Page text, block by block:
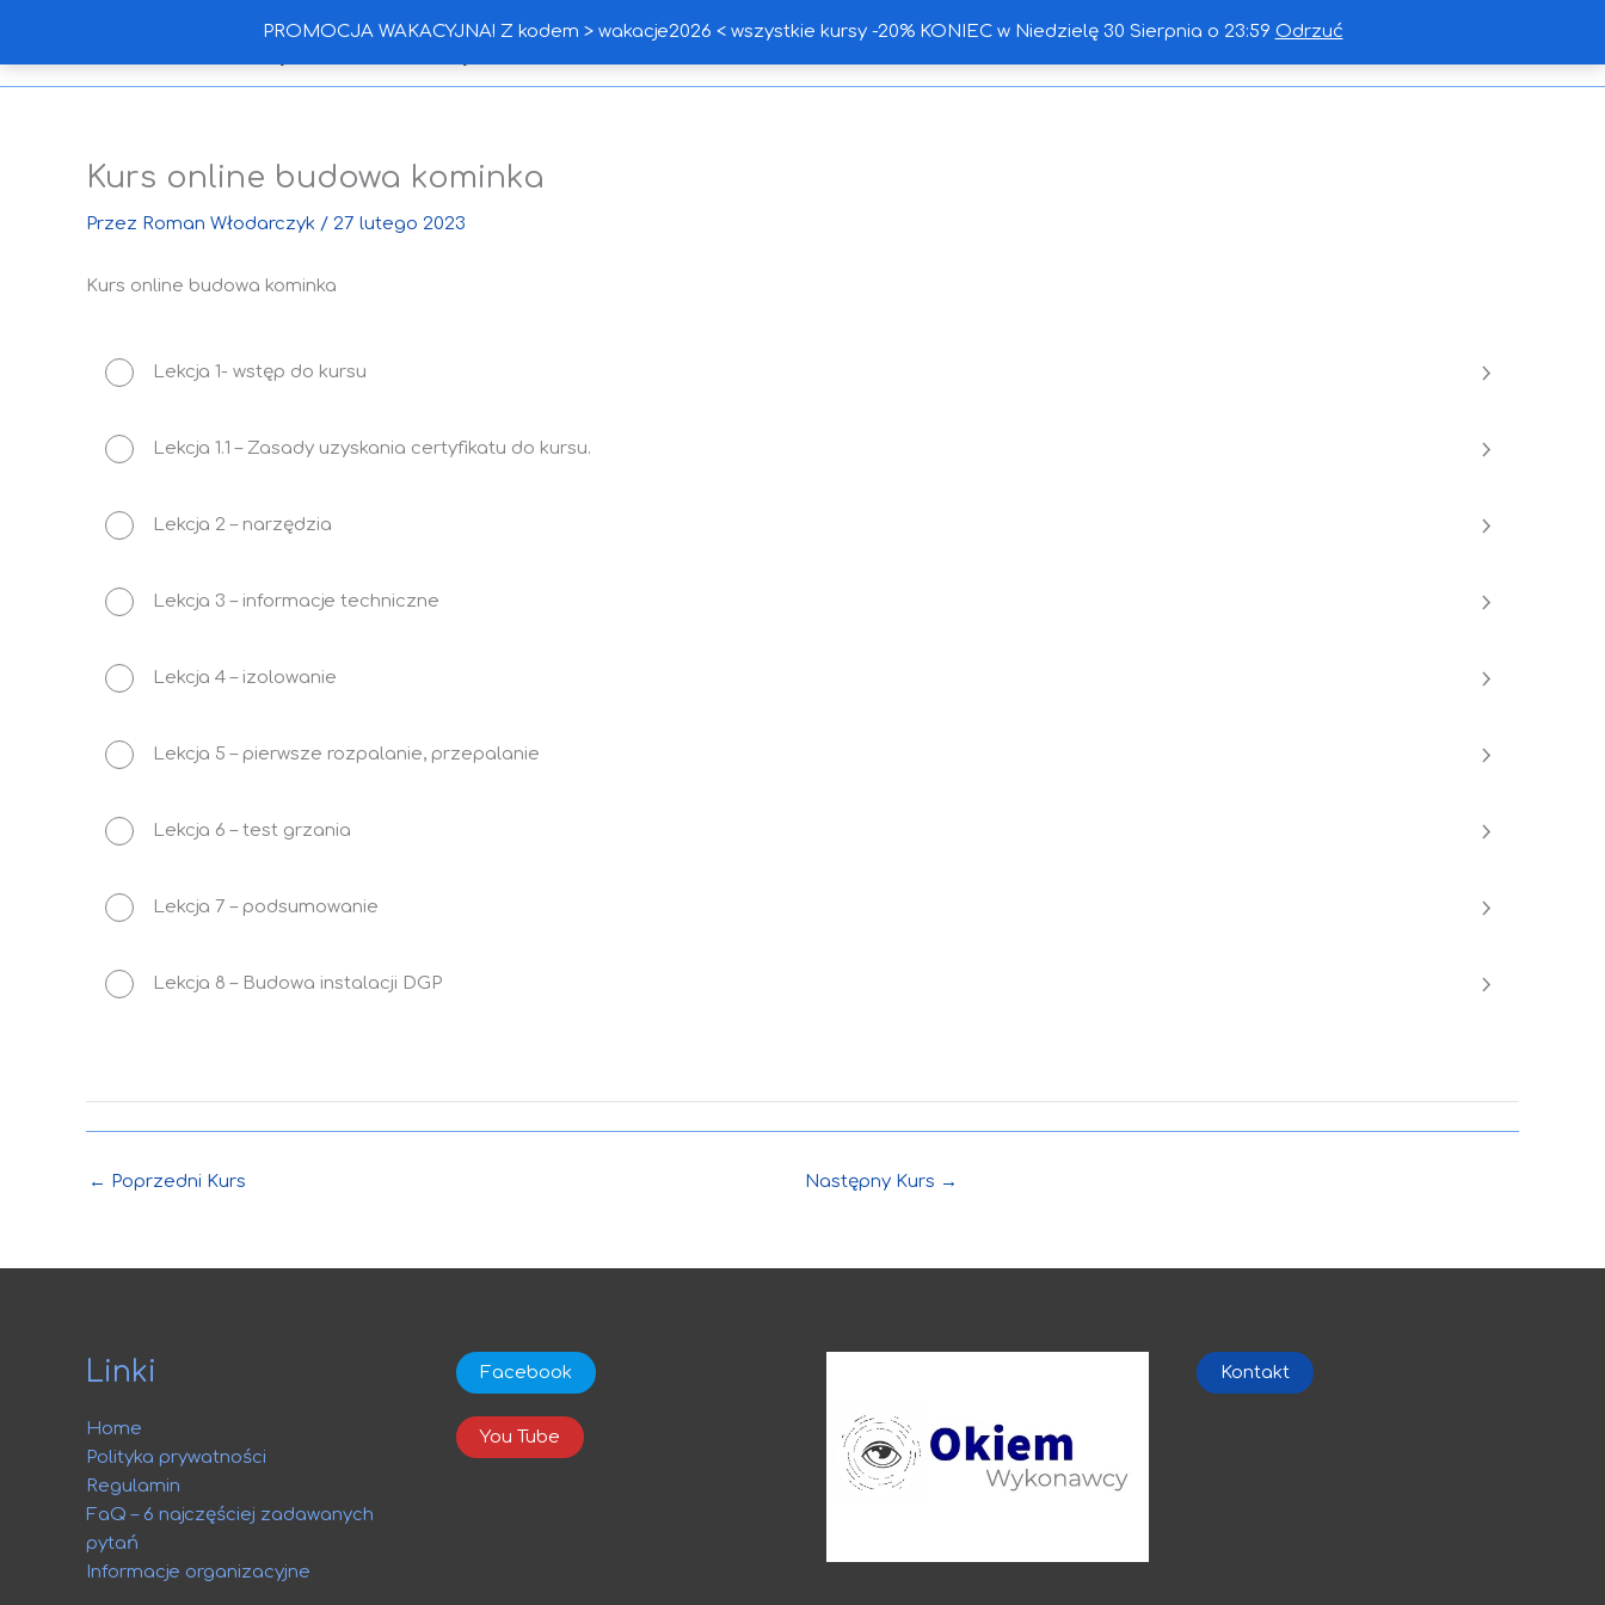
PROMOCJA WAKACYJNA! Z kodem > wakacje2026 < wszystkie kursy -20% KONIEC w Niedzielę 30 Sierpnia o 23:59 Odrzuć
treści
Okiem Wykonawcy Home Sklep Blog – remontowe błędy kontakt Moje konto
Kurs online budowa kominka
Przez Roman Włodarczyk / 27 lutego 2023
Kurs online budowa kominka
Lekcja 1- wstęp do kursu
Lekcja 1.1 – Zasady uzyskania certyfikatu do kursu.
Lekcja 2 – narzędzia
Lekcja 3 – informacje techniczne
Lekcja 4 – izolowanie
Lekcja 5 – pierwsze rozpalanie, przepalanie
Lekcja 6 – test grzania
Lekcja 7 – podsumowanie
Lekcja 8 – Budowa instalacji DGP
← Poprzedni Kurs Następny Kurs →
Linki
Home
Polityka prywatności
Regulamin
FaQ – 6 najczęściej zadawanych
pytań
Informacje organizacyjne
Facebook
You Tube
Kontakt